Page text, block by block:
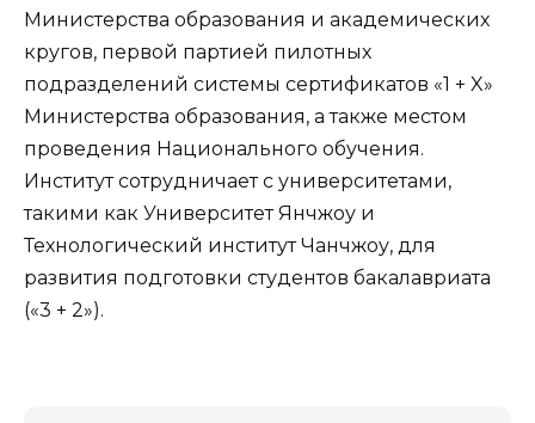
Министерства образования и академических
кругов, первой партией пилотных
подразделений системы сертификатов «1 + X»
Министерства образования, а также местом
проведения Национального обучения.
Институт сотрудничает с университетами,
такими как Университет Янчжоу и
Технологический институт Чанчжоу, для
развития подготовки студентов бакалавриата
(«3 + 2»).